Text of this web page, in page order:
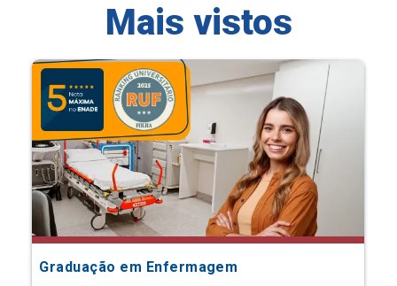
Mais vistos
Graduação em Enfermagem